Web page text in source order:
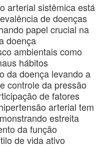
arterial sistêmica está
de doenças
papel crucial na
doença
ambientais como
hábitos
da doença levando a
controle da pressão
de fatores
arterial tem
estreita
da função
de vida ativo